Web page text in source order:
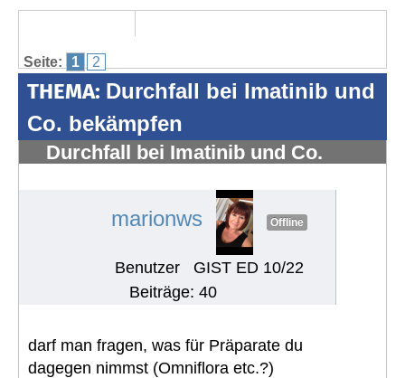
Seite: 1 2
THEMA: Durchfall bei Imatinib und
Co. bekämpfen
Durchfall bei Imatinib und Co.
marionws Offline
Benutzer
GIST ED 10/22
Beiträge: 40
darf man fragen, was für Präparate du
dagegen nimmst (Omniflora etc.?)